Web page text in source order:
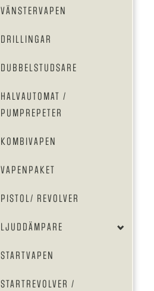
VÄNSTERVAPEN
DRILLINGAR
DUBBELSTUDSARE
HALVAUTOMAT /
PUMPREPETER
KOMBIVAPEN
VAPENPAKET
PISTOL/ REVOLVER
LJUDDÄMPARE
STARTVAPEN
STARTREVOLVER /